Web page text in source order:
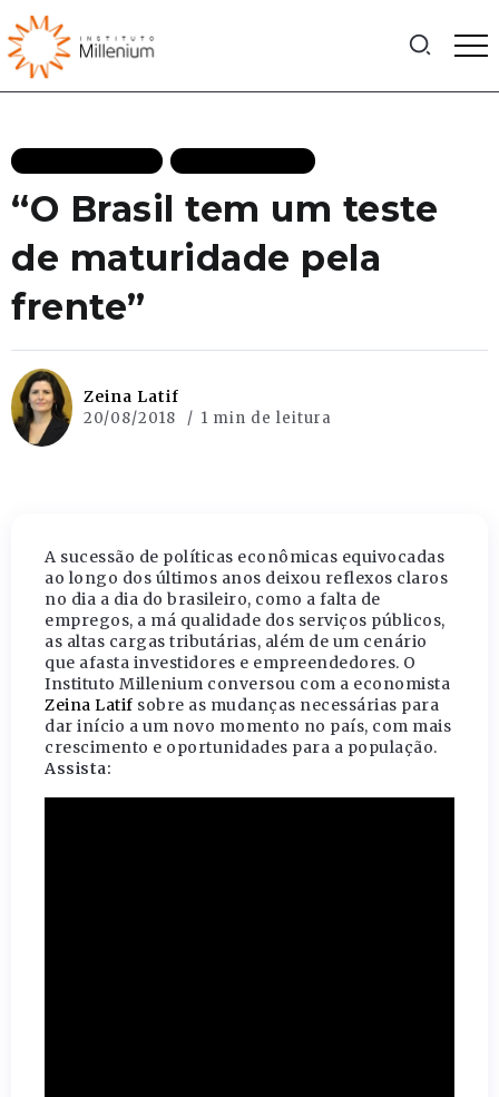
“O Brasil tem um teste
de maturidade pela
frente”
Zeina Latif
20/08/2018 1 min de leitura
A sucessão de políticas econômicas equivocadas
ao longo dos últimos anos deixou reflexos claros
no dia a dia do brasileiro, como a falta de
empregos, a má qualidade dos serviços públicos,
as altas cargas tributárias, além de um cenário
que afasta investidores e empreendedores. O
Instituto Millenium conversou com a economista
Zeina Latif sobre as mudanças necessárias para
dar início a um novo momento no país, com mais
crescimento e oportunidades para a população.
Assista: